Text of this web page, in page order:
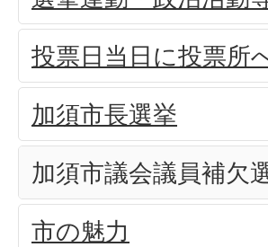
投票日当日に投票所
加須市長選挙
加須市議会議員補欠
市の魅力